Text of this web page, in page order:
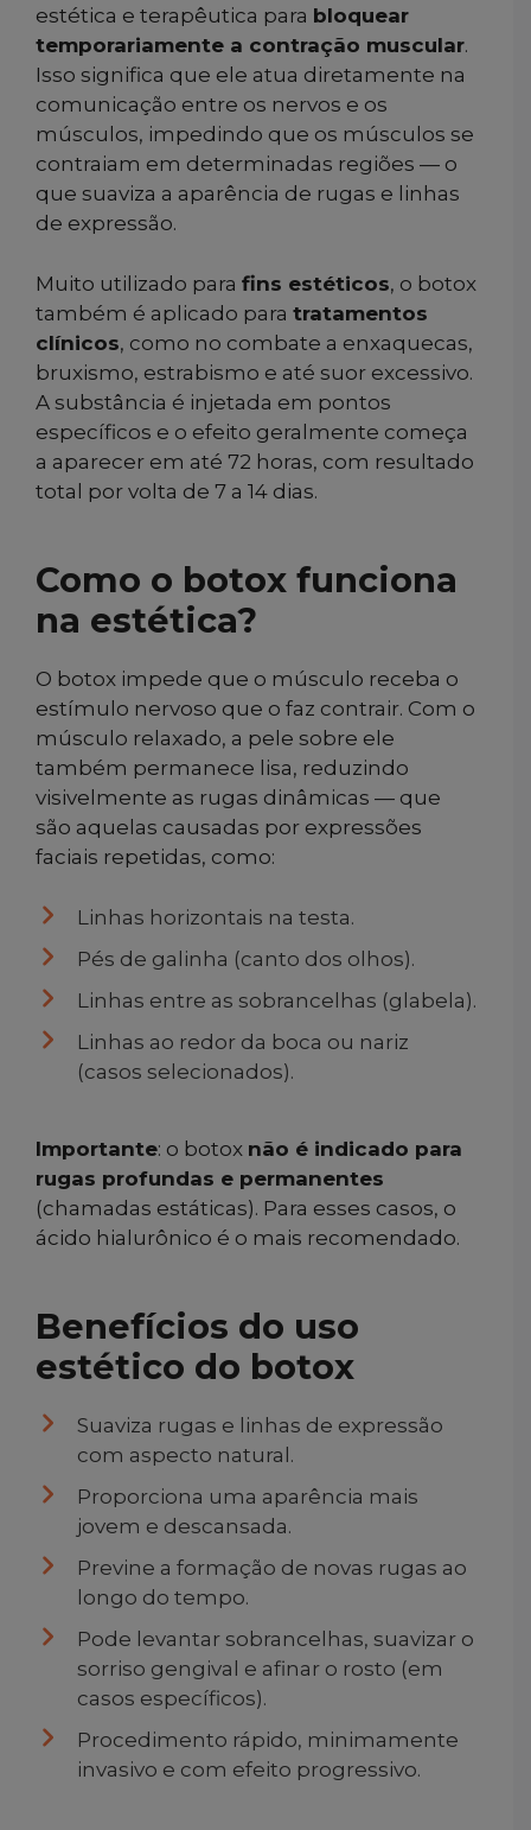
estética e terapêutica para bloquear
temporariamente a contração muscular.
Isso significa que ele atua diretamente na
comunicação entre os nervos e os
músculos, impedindo que os músculos se
contraiam em determinadas regiões — o
que suaviza a aparência de rugas e linhas
de expressão.
Muito utilizado para fins estéticos, o botox
também é aplicado para tratamentos
clínicos, como no combate a enxaquecas,
bruxismo, estrabismo e até suor excessivo.
A substância é injetada em pontos
específicos e o efeito geralmente começa
a aparecer em até 72 horas, com resultado
total por volta de 7 a 14 dias.
Como o botox funciona
na estética?
O botox impede que o músculo receba o
estímulo nervoso que o faz contrair. Com o
músculo relaxado, a pele sobre ele
também permanece lisa, reduzindo
visivelmente as rugas dinâmicas — que
são aquelas causadas por expressões
faciais repetidas, como:
Linhas horizontais na testa.
Pés de galinha (canto dos olhos).
Linhas entre as sobrancelhas (glabela).
Linhas ao redor da boca ou nariz
(casos selecionados).
Importante: o botox não é indicado para
rugas profundas e permanentes
(chamadas estáticas). Para esses casos, o
ácido hialurônico é o mais recomendado.
Benefícios do uso
estético do botox
Suaviza rugas e linhas de expressão
com aspecto natural.
Proporciona uma aparência mais
jovem e descansada.
Previne a formação de novas rugas ao
longo do tempo.
Pode levantar sobrancelhas, suavizar o
sorriso gengival e afinar o rosto (em
casos específicos).
Procedimento rápido, minimamente
invasivo e com efeito progressivo.